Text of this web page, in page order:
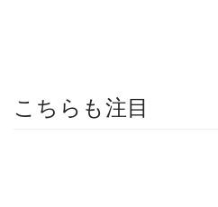
こちらも注目